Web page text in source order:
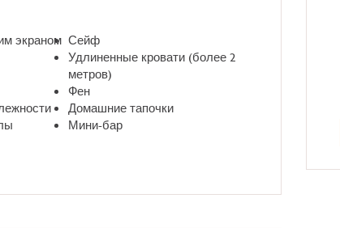
экраном Сейф
Удлиненные кровати (более 2
метров)
Фен
Домашние тапочки
Мини-бар